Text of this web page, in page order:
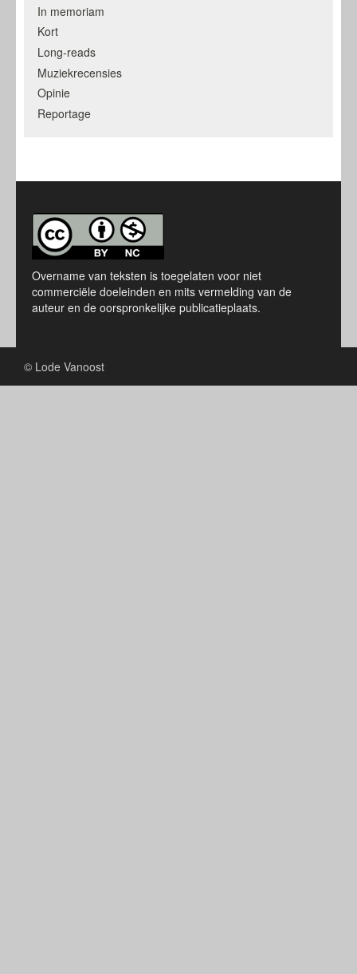
In memoriam
Kort
Long-reads
Muziekrecensies
Opinie
Reportage
Overname van teksten is toegelaten voor niet
commerciële doeleinden en mits vermelding van de
auteur en de oorspronkelijke publicatieplaats.
© Lode Vanoost